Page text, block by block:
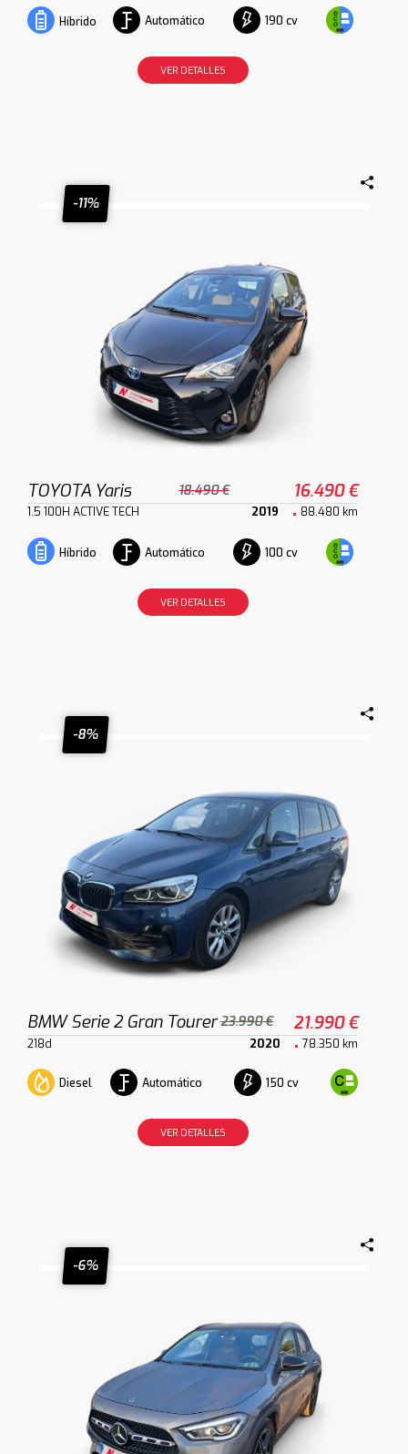
Híbrido Automático 190 cv
VER DETALLES
-11%
TOYOTA Yaris 18.490 € 16.490 €
1.5 100H ACTIVE TECH 2019 88.480 km
Híbrido Automático 100 cv
VER DETALLES
-8%
BMW Serie 2 Gran Tourer23.990 € 21.990 €
218d 2020 78.350 km
Diesel Automático 150 cv
VER DETALLES
-6%